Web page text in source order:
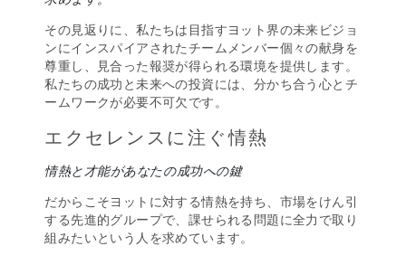
その見返りに、私たちは目指すヨット界の未来ビジョ
ンにインスパイアされたチームメンバー個々の献身を
尊重し、見合った報奨が得られる環境を提供します。
私たちの成功と未来への投資には、分かち合う心とチ
ームワークが必要不可欠です。
エクセレンスに注ぐ情熱
情熱と才能があなたの成功への鍵
だからこそヨットに対する情熱を持ち、市場をけん引
する先進的グループで、課せられる問題に全力で取り
組みたいという人を求めています。